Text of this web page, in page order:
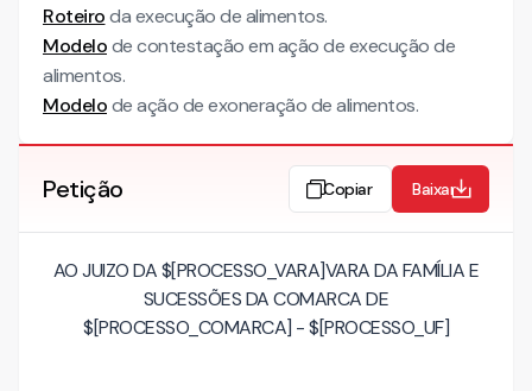
Roteiroda execução de alimentos.
Modelode contestação em ação de execução de
alimentos.
Modelode ação de exoneração de alimentos.
Petição Copiar Baixar
AO JUIZO DA $[PROCESSO_VARA]VARA DA FAMÍLIA E
SUCESSÕES DA COMARCA DE
$[PROCESSO_COMARCA] - $[PROCESSO_UF]